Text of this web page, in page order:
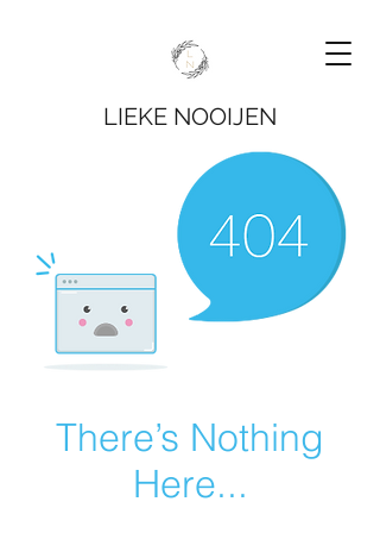
LIEKE NOOIJEN
There’s Nothing
Here...